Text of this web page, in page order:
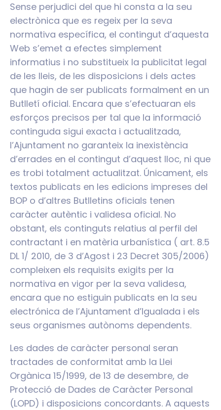
Sense perjudici del que hi consta a la seu
electrònica que es regeix per la seva
normativa específica, el contingut d’aquesta
Web s’emet a efectes simplement
informatius i no substitueix la publicitat legal
de les lleis, de les disposicions i dels actes
que hagin de ser publicats formalment en un
Butlletí oficial. Encara que s’efectuaran els
esforços precisos per tal que la informació
continguda sigui exacta i actualitzada,
l’Ajuntament no garanteix la inexistència
d’errades en el contingut d’aquest lloc, ni que
es trobi totalment actualitzat. Únicament, els
textos publicats en les edicions impreses del
BOP o d’altres Butlletins oficials tenen
caràcter autèntic i validesa oficial. No
obstant, els continguts relatius al perfil del
contractant i en matèria urbanística ( art. 8.5
DL 1/ 2010, de 3 d’Agost i 23 Decret 305/2006)
compleixen els requisits exigits per la
normativa en vigor per la seva validesa,
encara que no estiguin publicats en la seu
electrónica de l’Ajuntament d’Igualada i els
seus organismes autònoms dependents.
Les dades de caràcter personal seran
tractades de conformitat amb la Llei
Orgànica 15/1999, de 13 de desembre, de
Protecció de Dades de Caràcter Personal
(LOPD) i disposicions concordants. A aquests